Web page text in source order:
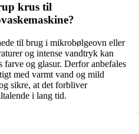
krus til
til brug i mikrobølgeovn eller
og intense vandtryk kan
farve og glasur. Derfor anbefales
med varmt vand og mild
sikre, at det forbliver
i lang tid.